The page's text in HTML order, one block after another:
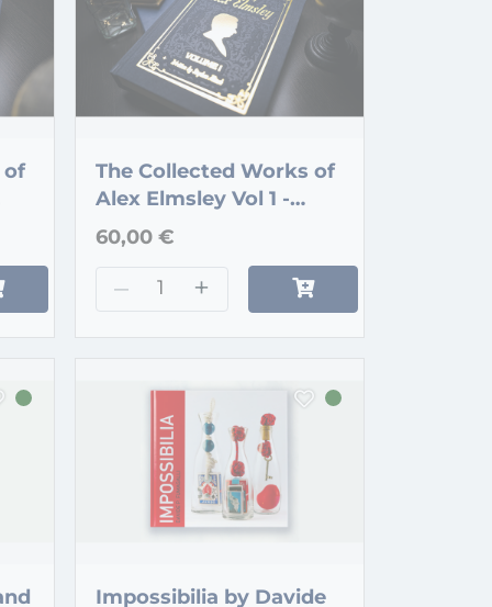
of
The Collected Works of
Alex Elmsley Vol 1 -
Book
60,00 €
– +
Impossibilia by Davide